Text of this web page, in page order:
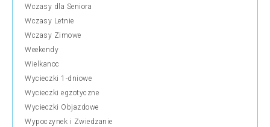
Wczasy dla Seniora
Wczasy Letnie
Wczasy Zimowe
Weekendy
Wielkanoc
Wycieczki 1-dniowe
Wycieczki egzotyczne
Wycieczki Objazdowe
Wypoczynek i Zwiedzanie